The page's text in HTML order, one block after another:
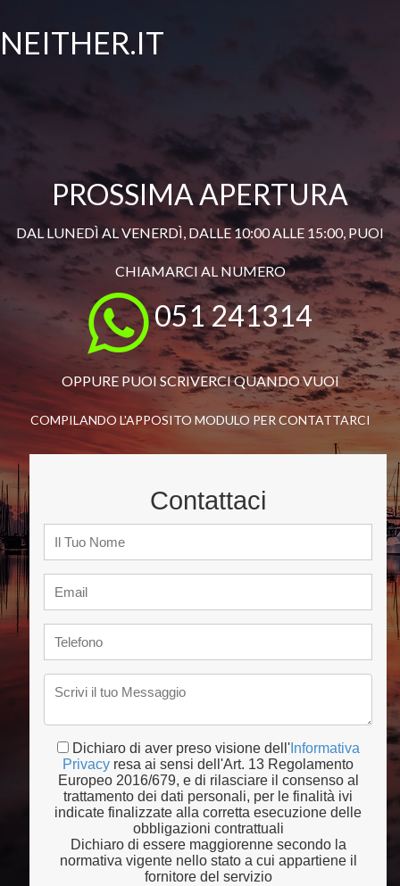
NEITHER.IT
PROSSIMA APERTURA
DAL LUNEDÌ AL VENERDÌ, DALLE 10:00 ALLE 15:00, PUOI
CHIAMARCI AL NUMERO
051 241314
OPPURE PUOI SCRIVERCI QUANDO VUOI
COMPILANDO L'APPOSITO MODULO PER CONTATTARCI
Contattaci
Dichiaro di aver preso visione dell'Informativa
Privacy resa ai sensi dell'Art. 13 Regolamento
Europeo 2016/679, e di rilasciare il consenso al
trattamento dei dati personali, per le finalità ivi
indicate finalizzate alla corretta esecuzione delle
obbligazioni contrattuali
Dichiaro di essere maggiorenne secondo la
normativa vigente nello stato a cui appartiene il
fornitore del servizio